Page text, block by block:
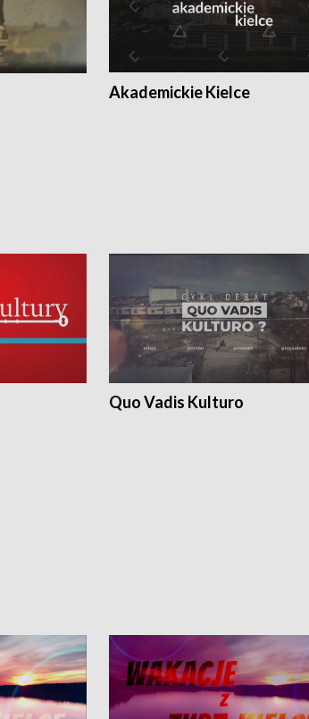
Akademickie Kielce
Quo Vadis Kulturo